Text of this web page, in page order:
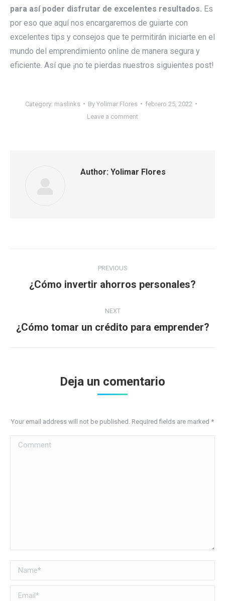
para así poder disfrutar de excelentes resultados. Es
por eso que aquí nos encargaremos de guiarte con
excelentes tips y consejos que te permitirán iniciarte en el
mundo del emprendimiento online de manera segura y
eficiente. Así que ¡no te pierdas nuestros siguientes post!
Category: maslinks By Yolimar Flores
febrero 25, 2022
Leave a comment
Author: Yolimar Flores
navigation
PREVIOUS
Previous
¿Cómo invertir ahorros personales?
NEXT
Next
¿Cómo tomar un crédito para emprender?
Deja un comentario
Your email address will not be published. Required fields are marked *
Comment
Name *
Email *